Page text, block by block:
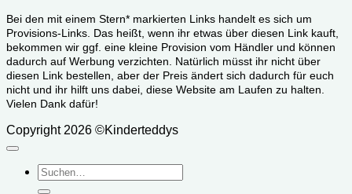
Bei den mit einem Stern* markierten Links handelt es sich um
Provisions-Links. Das heißt, wenn ihr etwas über diesen Link kauft,
bekommen wir ggf. eine kleine Provision vom Händler und können
dadurch auf Werbung verzichten. Natürlich müsst ihr nicht über
diesen Link bestellen, aber der Preis ändert sich dadurch für euch
nicht und ihr hilft uns dabei, diese Website am Laufen zu halten.
Vielen Dank dafür!
Copyright 2026 ©Kinderteddys
Suchen
nach: